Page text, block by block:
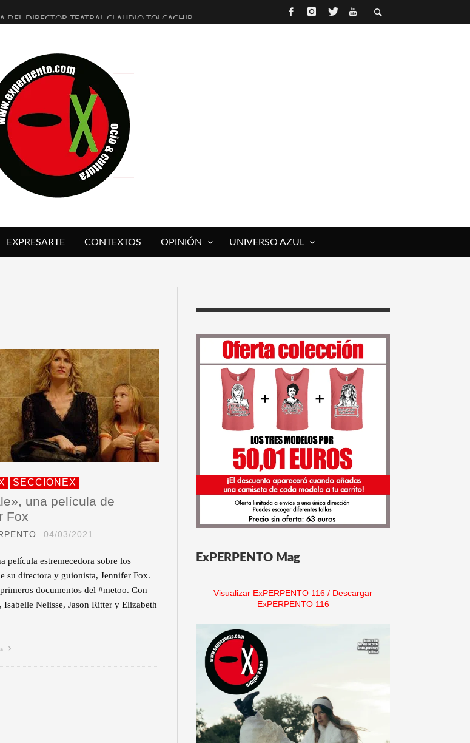
DEL DIRECTOR TEATRAL CLAUDIO TOLCACHIR
[BITÁCORA 3.0] EN EXVITA
EN EXVITA [RELATIVA SENCILLEZ]
INTERPRETANDO A SERRAT
DE ARMONÍA PERSECUTORIA] EN EXVITA
[DESCASADA]
EXPRESARTE CONTEXTOS OPINIÓN UNIVERSO AZUL
SECCIONEX
una película de
Fox
04/03/2021
película estremecedora sobre los
su directora y guionista, Jennifer Fox.
documentos del #metoo. Con
Isabelle Nelisse, Jason Ritter y Elizabeth
ExPERPENTO Mag
Visualizar ExPERPENTO 116 / Descargar
ExPERPENTO 116